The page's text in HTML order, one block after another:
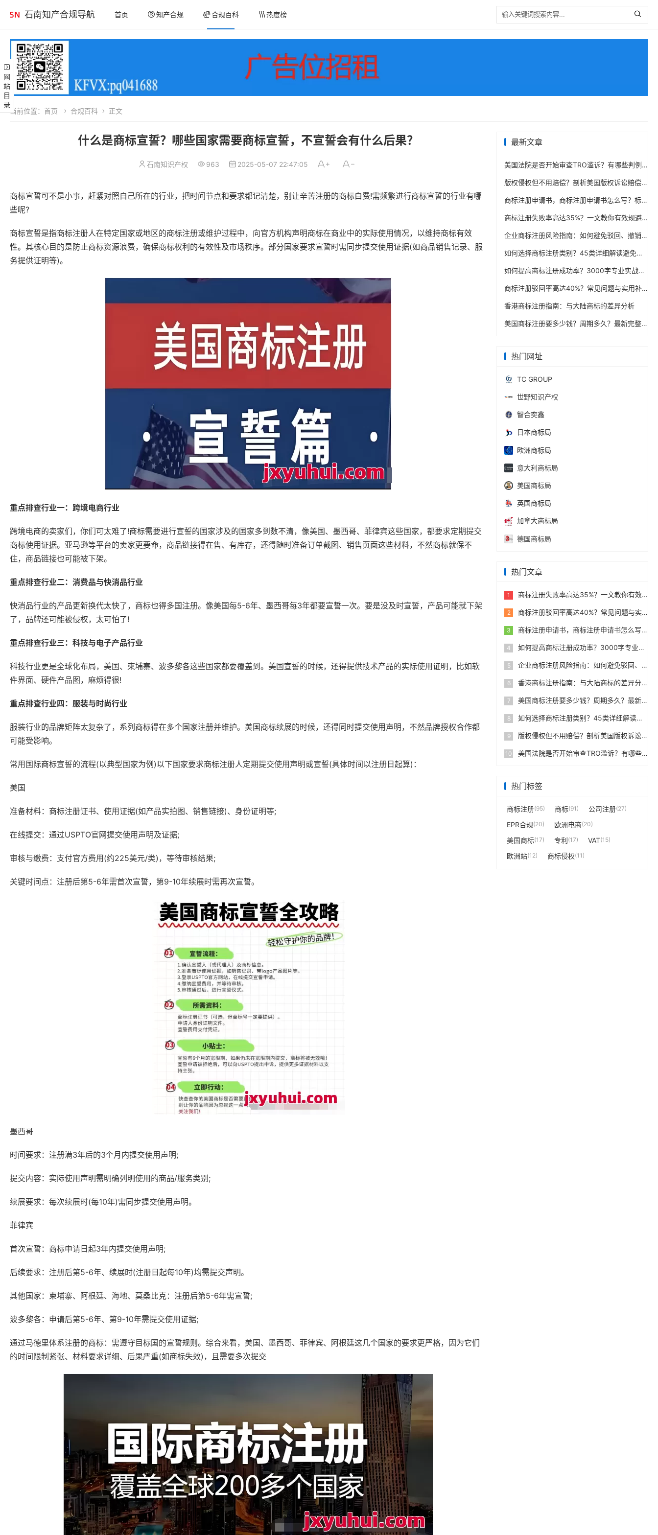
石南知产合规导航 首页 知产合规 合规百科 热度榜
网站目录
当前位置： 首页 合规百科 正文
什么是商标宣誓？哪些国家需要商标宣誓，不宣誓会有什么后果？
石南知识产权 963 2025-05-07 22:47:05
商标宣誓可不是小事，赶紧对照自己所在的行业，把时间节点和要求都记清楚，别让辛苦注册的商标白费!需频繁进行商标宣誓的行业有哪
些呢?
商标宣誓是指商标注册人在特定国家或地区的商标注册或维护过程中，向官方机构声明商标在商业中的实际使用情况，以维持商标有效
性。其核心目的是防止商标资源浪费，确保商标权利的有效性及市场秩序。部分国家要求宣誓时需同步提交使用证据(如商品销售记录、服
务提供证明等)。
重点排查行业一：跨境电商行业
跨境电商的卖家们，你们可太难了!商标需要进行宣誓的国家涉及的国家多到数不清，像美国、墨西哥、菲律宾这些国家，都要求定期提交
商标使用证据。亚马逊等平台的卖家更要命，商品链接得在售、有库存，还得随时准备订单截图、销售页面这些材料，不然商标就保不
住，商品链接也可能被下架。
重点排查行业二：消费品与快消品行业
快消品行业的产品更新换代太快了，商标也得多国注册。像美国每5-6年、墨西哥每3年都要宣誓一次。要是没及时宣誓，产品可能就下架
了，品牌还可能被侵权，太可怕了!
重点排查行业三：科技与电子产品行业
科技行业更是全球化布局，美国、柬埔寨、波多黎各这些国家都要覆盖到。美国宣誓的时候，还得提供技术产品的实际使用证明，比如软
件界面、硬件产品图，麻烦得很!
重点排查行业四：服装与时尚行业
服装行业的品牌矩阵太复杂了，系列商标得在多个国家注册并维护。美国商标续展的时候，还得同时提交使用声明，不然品牌授权合作都
可能受影响。
常用国际商标宣誓的流程(以典型国家为例)以下国家要求商标注册人定期提交使用声明或宣誓(具体时间以注册日起算)：
美国‌
准备材料‌：商标注册证书、使用证据(如产品实拍图、销售链接)、身份证明等;
在线提交‌：通过USPTO官网提交使用声明及证据;
审核与缴费‌：支付官方费用(约225美元/类)，等待审核结果;
关键时间点‌：注册后第5-6年需首次宣誓，第9-10年续展时需再次宣誓。
墨西哥‌
时间要求‌：注册满3年后的3个月内提交使用声明;
提交内容‌：实际使用声明需明确列明使用的商品/服务类别;
续展要求‌：每次续展时(每10年)需同步提交使用声明。
菲律宾‌
首次宣誓‌：商标申请日起3年内提交使用声明;
后续要求‌：注册后第5-6年、续展时(注册日起每10年)均需提交声明。
其他国家：柬埔寨‌、‌阿根廷‌、‌海地‌、‌莫桑比克‌：注册后第5-6年需宣誓;
波多黎各‌：申请后第5-6年、第9-10年需提交使用证据;
通过马德里体系注册的商标‌：需遵守目标国的宣誓规则。综合来看，美国、墨西哥、菲律宾、阿根廷这几个国家的要求更严格，因为它们
的时间限制紧张、材料要求详细、后果严重(如商标失效)，且需要多次提交
最新文章
美国法院是否开始审查TRO滥诉？有哪些判例？
版权侵权但不用赔偿？剖析美国版权诉讼赔偿机制
商标注册申请书，商标注册申请书怎么写？标准格式与范例
商标注册失败率高达35%？一文教你有效规避
企业商标注册风险指南：如何避免驳回、撤销与恶意抢注
如何选择商标注册类别？45类详细解读避免注册盲区
如何提高商标注册成功率？3000字专业实战经验分享指南
商标注册驳回率高达40%？常见问题与实用补救措施指南
香港商标注册指南：与大陆商标的差异分析
美国商标注册要多少钱？周期多久？最新完整操作手册
热门网址
TC GROUP
世野知识产权
智合奕鑫
日本商标局
欧洲商标局
意大利商标局
美国商标局
英国商标局
加拿大商标局
德国商标局
热门文章
1 商标注册失败率高达35%？一文教你有效规避
2 商标注册驳回率高达40%？常见问题与实用补救措施指南
3 商标注册申请书，商标注册申请书怎么写？标准格式与范例
4 如何提高商标注册成功率？3000字专业实战经验分享指南
5 企业商标注册风险指南：如何避免驳回、撤销与恶意抢注
6 香港商标注册指南：与大陆商标的差异分析
7 美国商标注册要多少钱？周期多久？最新完整操作手册
8 如何选择商标注册类别？45类详细解读避免注册盲区
9 版权侵权但不用赔偿？剖析美国版权诉讼赔偿机制
10 美国法院是否开始审查TRO滥诉？有哪些判例？
热门标签
商标注册(95) 商标(91) 公司注册(27)
EPR合规(20) 欧洲电商(20)
美国商标(17) 专利(17) VAT(15)
欧洲站(12) 商标侵权(11)